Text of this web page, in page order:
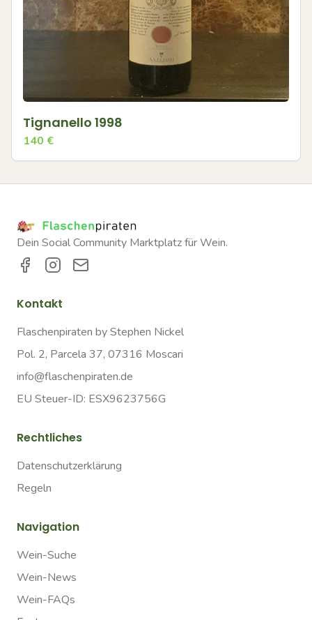
Tignanello 1998
140 €
Dein Social Community Marktplatz für Wein.
Kontakt
Flaschenpiraten by Stephen Nickel
Pol. 2, Parcela 37, 07316 Moscari
info@flaschenpiraten.de
EU Steuer-ID: ESX9623756G
Rechtliches
Datenschutzerklärung
Regeln
Navigation
Wein-Suche
Wein-News
Wein-FAQs